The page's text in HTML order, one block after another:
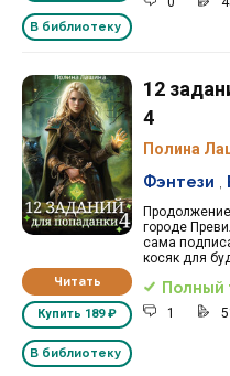
В библиотеку
Читать
Купить 189 ₽
В библиотеку
12
4
Полина
городе
сама
косяк для
Фэнтези
Полный
1